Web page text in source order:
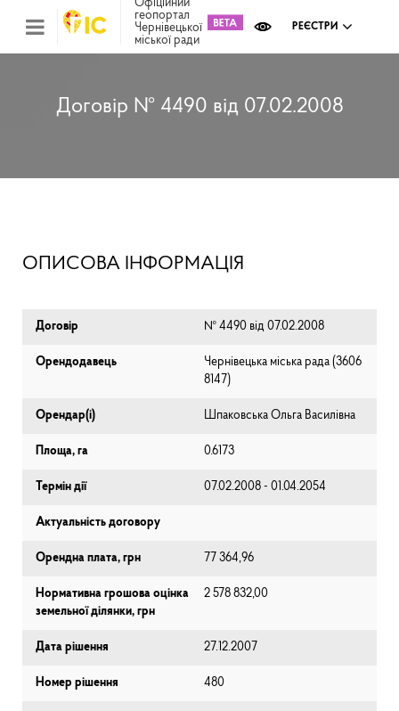
Офіційний
геопортал
Чернівецької
міської ради
РЕЄСТРИ
Договір № 4490 від 07.02.2008
ОПИСОВА ІНФОРМАЦІЯ
Договір № 4490 від 07.02.2008
Орендодавець
Чернівецька міська рада (⁨3606
8147⁩)
Орендар(і) Шпаковська Ольга Василівна
Площа, га 0.6173
Термін дії 07.02.2008 - 01.04.2054
Актуальність договору
Орендна плата, грн 77 364,96
Нормативна грошова оцінка
земельної ділянки, грн
2 578 832,00
Дата рішення 27.12.2007
Номер рішення 480